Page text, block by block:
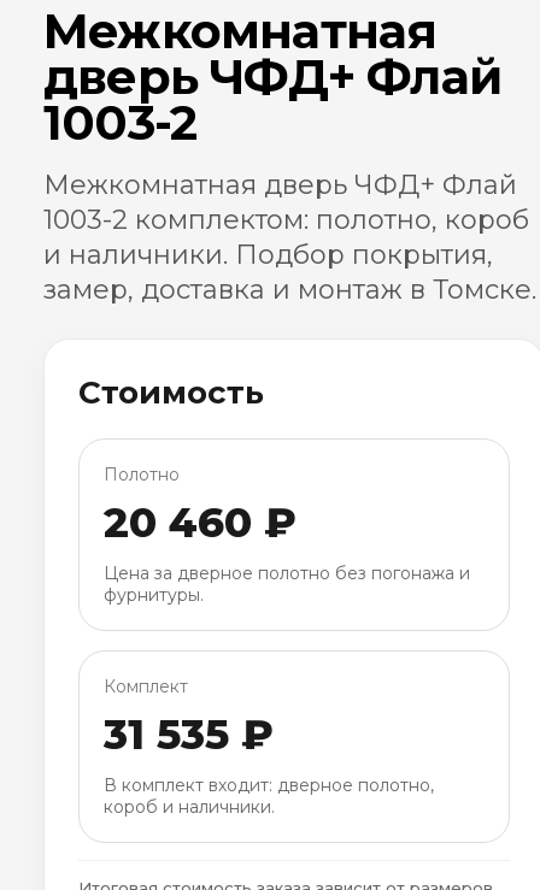
Межкомнатная
дверь ЧФД+ Флай
1003-2
Межкомнатная дверь ЧФД+ Флай
1003-2 комплектом: полотно, короб
и наличники. Подбор покрытия,
замер, доставка и монтаж в Томске.
Стоимость
Полотно
20 460 ₽
Цена за дверное полотно без погонажа и
фурнитуры.
Комплект
31 535 ₽
В комплект входит: дверное полотно,
короб и наличники.